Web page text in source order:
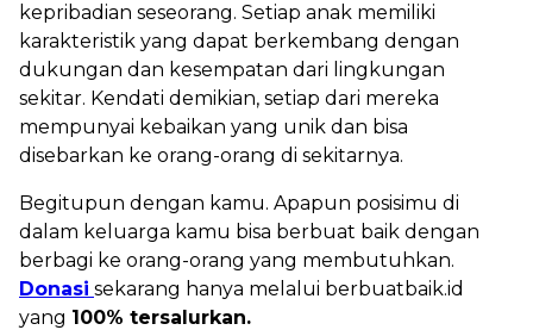
kepribadian seseorang. Setiap anak memiliki
karakteristik yang dapat berkembang dengan
dukungan dan kesempatan dari lingkungan
sekitar. Kendati demikian, setiap dari mereka
mempunyai kebaikan yang unik dan bisa
disebarkan ke orang-orang di sekitarnya.
Begitupun dengan kamu. Apapun posisimu di
dalam keluarga kamu bisa berbuat baik dengan
berbagi ke orang-orang yang membutuhkan.
Donasi sekarang hanya melalui berbuatbaik.id
yang 100% tersalurkan.